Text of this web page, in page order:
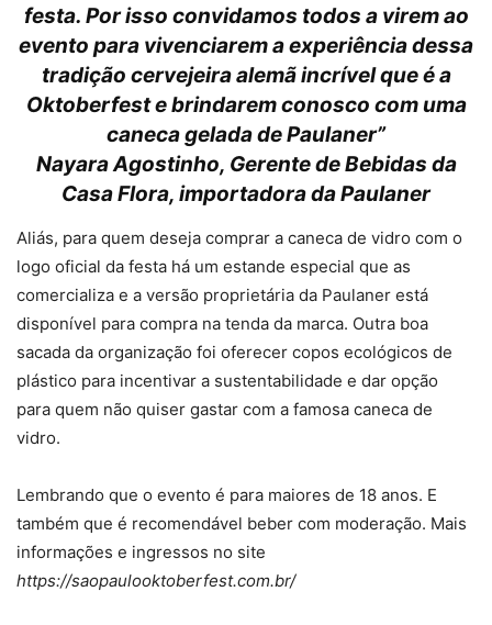
festa. Por isso convidamos todos a virem ao
evento para vivenciarem a experiência dessa
tradição cervejeira alemã incrível que é a
Oktoberfest e brindarem conosco com uma
caneca gelada de Paulaner”
Nayara Agostinho, Gerente de Bebidas da
Casa Flora, importadora da Paulaner
Aliás, para quem deseja comprar a caneca de vidro com o
logo oficial da festa há um estande especial que as
comercializa e a versão proprietária da Paulaner está
disponível para compra na tenda da marca. Outra boa
sacada da organização foi oferecer copos ecológicos de
plástico para incentivar a sustentabilidade e dar opção
para quem não quiser gastar com a famosa caneca de
vidro.
Lembrando que o evento é para maiores de 18 anos. E
também que é recomendável beber com moderação. Mais
informações e ingressos no site
https://saopaulooktoberfest.com.br/